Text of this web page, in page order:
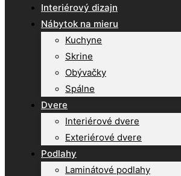
Interiérový dizajn
Nábytok na mieru
Kuchyne
Skrine
Obývačky
Spálne
Dvere
Interiérové dvere
Exteriérové dvere
Podlahy
Laminátové podlahy